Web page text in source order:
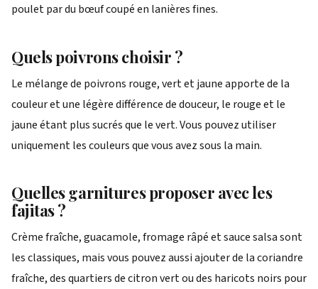
poulet par du bœuf coupé en lanières fines.
Quels poivrons choisir ?
Le mélange de poivrons rouge, vert et jaune apporte de la
couleur et une légère différence de douceur, le rouge et le
jaune étant plus sucrés que le vert. Vous pouvez utiliser
uniquement les couleurs que vous avez sous la main.
Quelles garnitures proposer avec les
fajitas ?
Crème fraîche, guacamole, fromage râpé et sauce salsa sont
les classiques, mais vous pouvez aussi ajouter de la coriandre
fraîche, des quartiers de citron vert ou des haricots noirs pour